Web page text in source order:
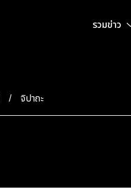
รวมข่าว
จิปาถะ